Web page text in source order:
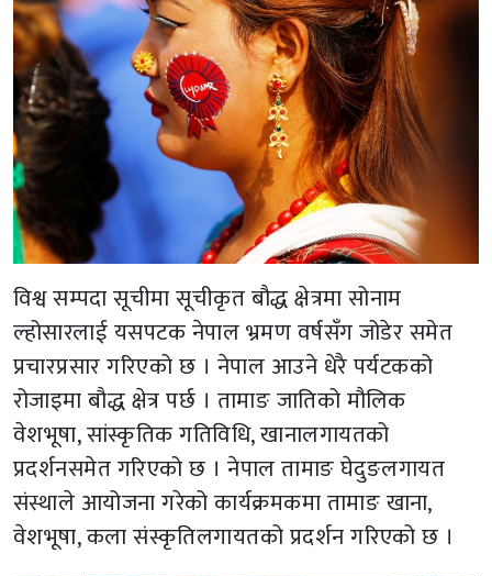
विश्व सम्पदा सूचीमा सूचीकृत बौद्ध क्षेत्रमा सोनाम
ल्होसारलाई यसपटक नेपाल भ्रमण वर्षसँग जोडेर समेत
प्रचारप्रसार गरिएको छ । नेपाल आउने धेरै पर्यटकको
रोजाइमा बौद्ध क्षेत्र पर्छ । तामाङ जातिको मौलिक
वेशभूषा, सांस्कृतिक गतिविधि, खानालगायतको
प्रदर्शनसमेत गरिएको छ । नेपाल तामाङ घेदुङलगायत
संस्थाले आयोजना गरेको कार्यक्रमकमा तामाङ खाना,
वेशभूषा, कला संस्कृतिलगायतको प्रदर्शन गरिएको छ ।